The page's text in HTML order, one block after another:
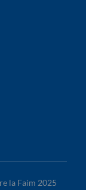
la Faim 2025